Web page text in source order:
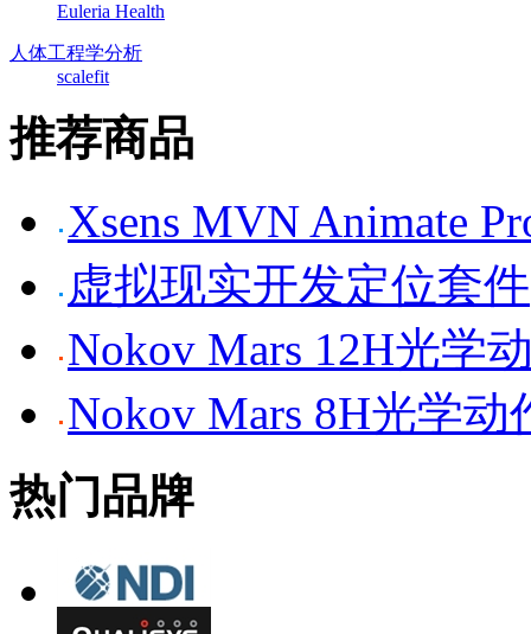
Euleria Health
人体工程学分析
scalefit
推荐商品
Xsens MVN Animate
虚拟现实开发定位套件
Nokov Mars 12H光学
Nokov Mars 8H光学动
热门品牌